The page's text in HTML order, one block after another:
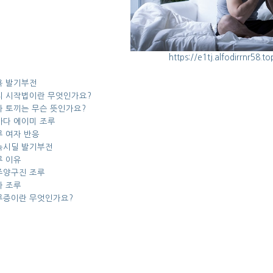
https://
발기부전
시작법이란 무엇인가요?
토끼는 무슨 뜻인가요?
다 에이미 조루
여자 반응
시딜 발기부전
이유
양구진 조루
조루
증이란 무엇인가요?